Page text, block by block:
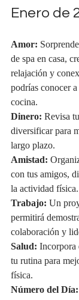
Enero de
Amor:
de spa en casa,
relajación y
podrías conocer
cocina.
Dinero: Revisa
diversificar para
largo plazo.
Amistad:
con tus amigos,
la actividad física.
Trabajo: Un
permitirá
colaboración y
Salud: Incorpora
tu rutina para
física.
Número del Día: